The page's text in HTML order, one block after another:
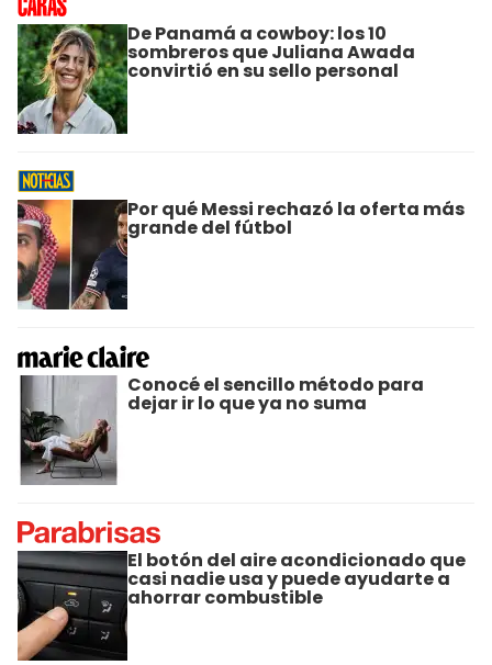
De Panamá a cowboy: los 10
sombreros que Juliana Awada
convirtió en su sello personal
Por qué Messi rechazó la oferta más
grande del fútbol
Conocé el sencillo método para
dejar ir lo que ya no suma
El botón del aire acondicionado que
casi nadie usa y puede ayudarte a
ahorrar combustible